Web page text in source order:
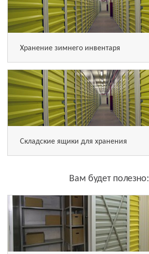
Хранение зимнего инвентаря
Складские ящики для хранения
Вам будет полезно: